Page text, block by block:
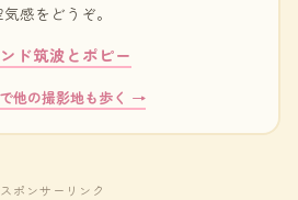
感をどうぞ。
ド筑波とポピー
他の撮影地も歩く →
スポンサーリンク